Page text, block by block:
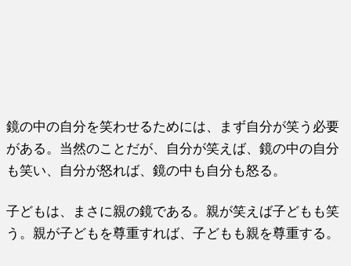
鏡の中の自分を笑わせるためには、まず自分が笑う必要
がある。当然のことだが、自分が笑えば、鏡の中の自分
も笑い、自分が怒れば、鏡の中も自分も怒る。
子どもは、まさに親の鏡である。親が笑えば子どもも笑
う。親が子どもを尊重すれば、子どもも親を尊重する。